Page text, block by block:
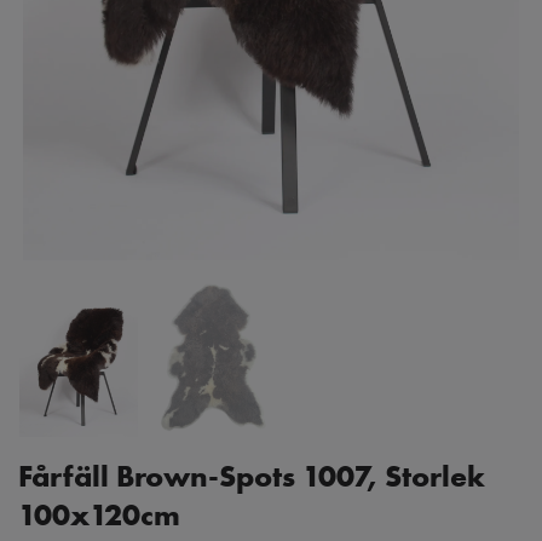
Fårfäll Brown-Spots 1007, Storlek
100x120cm